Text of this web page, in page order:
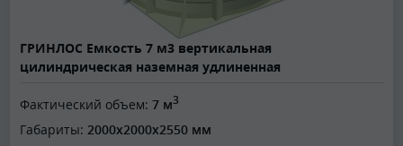
ГРИНЛОС Емкость 7 м3 вертикальная
цилиндрическая наземная удлиненная
Фактический объем: 7 м3
Габариты: 2000x2000x2550 мм